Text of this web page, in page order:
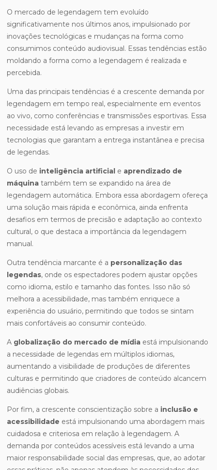
O mercado de legendagem tem evoluído
significativamente nos últimos anos, impulsionado por
inovações tecnológicas e mudanças na forma como
consumimos conteúdo audiovisual. Essas tendências estão
moldando a forma como a legendagem é realizada e
percebida.
Uma das principais tendências é a crescente demanda por
legendagem em tempo real, especialmente em eventos
ao vivo, como conferências e transmissões esportivas. Essa
necessidade está levando as empresas a investir em
tecnologias que garantam a entrega instantânea e precisa
de legendas.
O uso de inteligência artificial e aprendizado de
máquina também tem se expandido na área de
legendagem automática. Embora essa abordagem ofereça
uma solução mais rápida e econômica, ainda enfrenta
desafios em termos de precisão e adaptação ao contexto
cultural, o que destaca a importância da legendagem
manual.
Outra tendência marcante é a personalização das
legendas, onde os espectadores podem ajustar opções
como idioma, estilo e tamanho das fontes. Isso não só
melhora a acessibilidade, mas também enriquece a
experiência do usuário, permitindo que todos se sintam
mais confortáveis ao consumir conteúdo.
A globalização do mercado de mídia está impulsionando
a necessidade de legendas em múltiplos idiomas,
aumentando a visibilidade de produções de diferentes
culturas e permitindo que criadores de conteúdo alcancem
audiências globais.
Por fim, a crescente conscientização sobre a inclusão e
acessibilidade está impulsionando uma abordagem mais
cuidadosa e criteriosa em relação à legendagem. A
demanda por conteúdos acessíveis está levando a uma
maior responsabilidade social das empresas, que, ao adotar